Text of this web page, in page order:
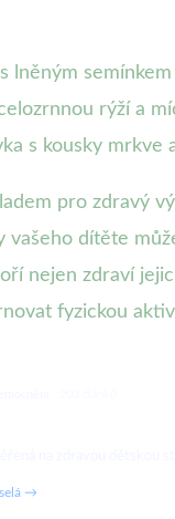
lněným
rýží a
s kousky mrkve
pro zdravý
dítěte
nejen zdraví
fyzickou
→